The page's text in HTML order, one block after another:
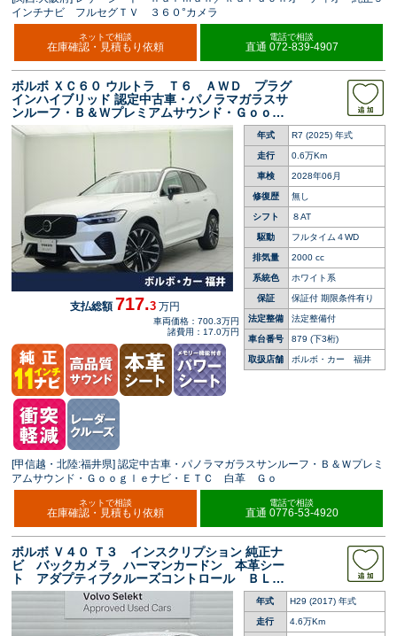
インチナビ フルセグＴＶ ３６０°カメラ
ネットで相談
在庫確認・見積もり依頼
電話で相談
直通 072-839-4907
ボルボ ＸＣ６０ ウルトラ Ｔ６ ＡＷＤ プラグ
インハイブリッド 認定中古車・パノラマガラスサ
ンルーフ・Ｂ＆Ｗプレミアムサウンド・Ｇｏｏｇ
ｌｅナビ・ＥＴＣ 白革 Ｇｏｏｇｌｅナビ メ
モリー機能付きパワーシート シートヒーター
ベンチレーション パワーテールゲート
年式 R7 (2025) 年式
走行 0.6万Km
車検 2028年06月
修復歴 無し
シフト ８AT
駆動 フルタイム４WD
排気量 2000 cc
系統色 ホワイト系
保証 保証付 期限条件有り
法定整備 法定整備付
車台番号 879 (下3桁)
取扱店舗 ボルボ・カー 福井
支払総額717.3 万円
車両価格：700.3万円
諸費用：17.0万円
[甲信越・北陸:福井県] 認定中古車・パノラマガラスサンルーフ・Ｂ＆Ｗプレミ
アムサウンド・Ｇｏｏｇｌｅナビ・ＥＴＣ 白革 Ｇｏ
ネットで相談
在庫確認・見積もり依頼
電話で相談
直通 0776-53-4920
ボルボ Ｖ４０ Ｔ３ インスクリプション 純正ナ
ビ バックカメラ ハーマンカードン 本革シー
ト アダプティブクルーズコントロール ＢＬＩ
Ｓ パワーシート メモリーシート シートヒー
ター ＥＴＣ ＬＥＤヘッドライト
年式 H29 (2017) 年式
走行 4.6万Km